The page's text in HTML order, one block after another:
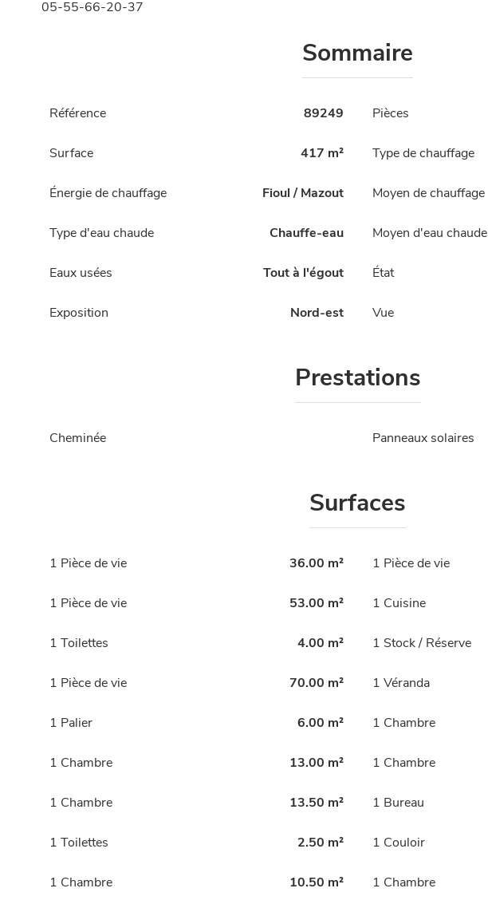
05-55-66-20-37
Sommaire
Référence 89249 Pièces
Surface 417 m² Type de chauffage
Énergie de chauffage Fioul / Mazout Moyen de chauffage
Type d'eau chaude Chauffe-eau Moyen d'eau chaude
Eaux usées Tout à l'égout État
Exposition Nord-est Vue
Prestations
Cheminée Panneaux solaires
Surfaces
1 Pièce de vie 36.00 m² 1 Pièce de vie
1 Pièce de vie 53.00 m² 1 Cuisine
1 Toilettes 4.00 m² 1 Stock / Réserve
1 Pièce de vie 70.00 m² 1 Véranda
1 Palier 6.00 m² 1 Chambre
1 Chambre 13.00 m² 1 Chambre
1 Chambre 13.50 m² 1 Bureau
1 Toilettes 2.50 m² 1 Couloir
1 Chambre 10.50 m² 1 Chambre